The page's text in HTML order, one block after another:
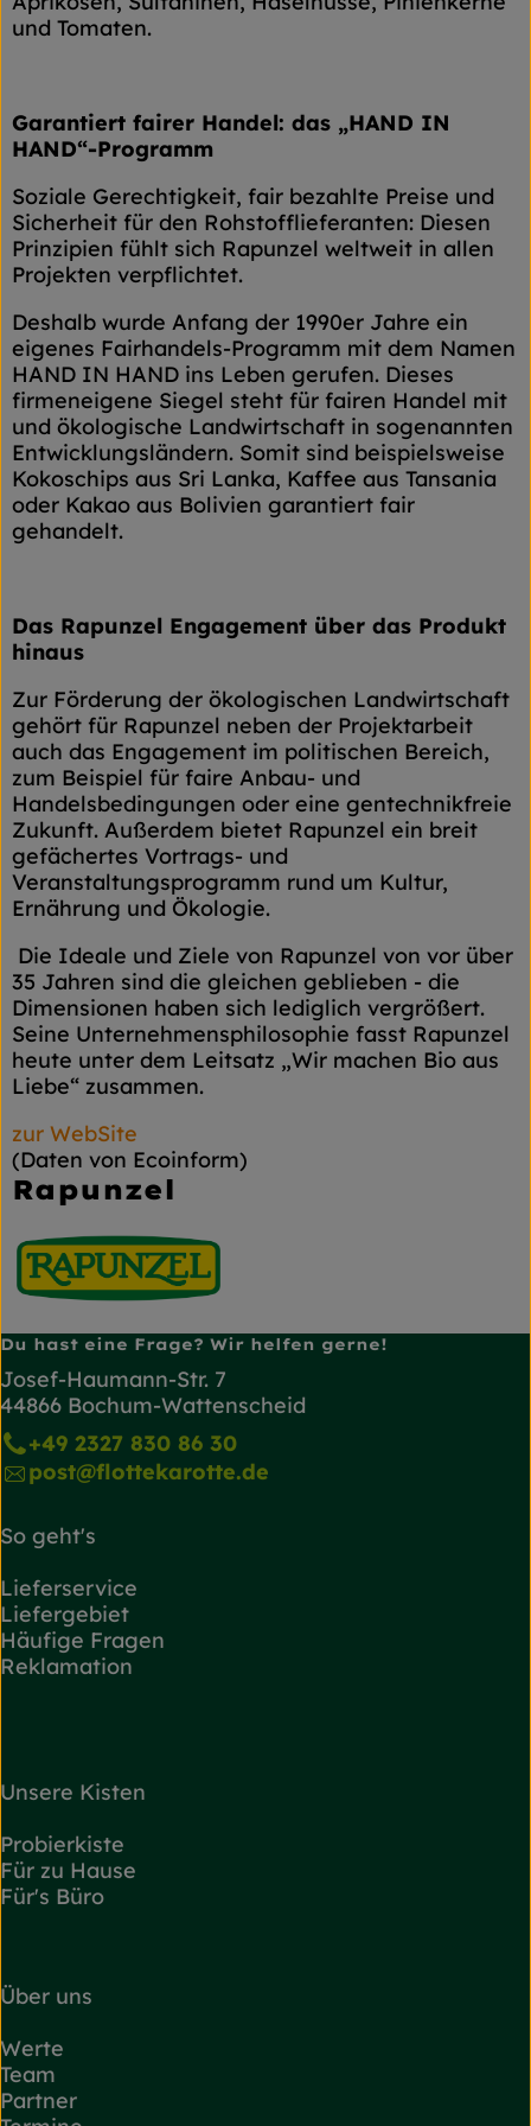
und Tomaten.
Garantiert fairer Handel: das „HAND IN
HAND“-Programm
Soziale Gerechtigkeit, fair bezahlte Preise und
Sicherheit für den Rohstofflieferanten: Diesen
Prinzipien fühlt sich Rapunzel weltweit in allen
Projekten verpflichtet.
Deshalb wurde Anfang der 1990er Jahre ein
eigenes Fairhandels-Programm mit dem Namen
HAND IN HAND ins Leben gerufen. Dieses
firmeneigene Siegel steht für fairen Handel mit
und ökologische Landwirtschaft in sogenannten
Entwicklungsländern. Somit sind beispielsweise
Kokoschips aus Sri Lanka, Kaffee aus Tansania
oder Kakao aus Bolivien garantiert fair
gehandelt.
Das Rapunzel Engagement über das Produkt
hinaus
Zur Förderung der ökologischen Landwirtschaft
gehört für Rapunzel neben der Projektarbeit
auch das Engagement im politischen Bereich,
zum Beispiel für faire Anbau- und
Handelsbedingungen oder eine gentechnikfreie
Zukunft. Außerdem bietet Rapunzel ein breit
gefächertes Vortrags- und
Veranstaltungsprogramm rund um Kultur,
Ernährung und Ökologie.
Die Ideale und Ziele von Rapunzel von vor über
35 Jahren sind die gleichen geblieben - die
Dimensionen haben sich lediglich vergrößert.
Seine Unternehmensphilosophie fasst Rapunzel
heute unter dem Leitsatz „Wir machen Bio aus
Liebe“ zusammen.
zur WebSite
(Daten von Ecoinform)
Rapunzel
Du hast eine Frage? Wir helfen gerne!
Josef-Haumann-Str. 7
44866 Bochum-Wattenscheid
+49 2327 830 86 30
post@flottekarotte.de
So geht's
Lieferservice
Liefergebiet
Häufige Fragen
Reklamation
Unsere Kisten
Probierkiste
Für zu Hause
Für's Büro
Über uns
Werte
Team
Partner